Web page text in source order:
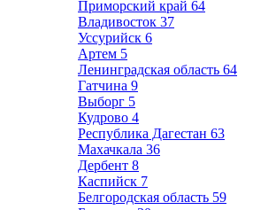
Приморский край 64
Владивосток 37
Уссурийск 6
Артем 5
Ленинградская область 64
Гатчина 9
Выборг 5
Кудрово 4
Республика Дагестан 63
Махачкала 36
Дербент 8
Каспийск 7
Белгородская область 59